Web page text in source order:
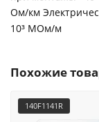
Ом/км
10³ МОм/м
Похожие
140F1141R